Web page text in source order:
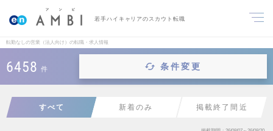
若手ハイキャリアのスカウト転職
転勤なしの営業（法人向け）の転職・求人情報
6458 件 条件変更
すべて 新着のみ 掲載終了間近